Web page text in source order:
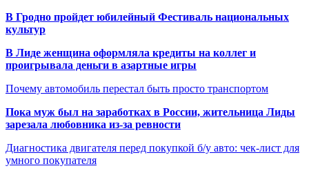
В Гродно пройдет юбилейный Фестиваль национальных
культур
В Лиде женщина оформляла кредиты на коллег и
проигрывала деньги в азартные игры
Почему автомобиль перестал быть просто транспортом
Пока муж был на заработках в России, жительница Лиды
зарезала любовника из-за ревности
Диагностика двигателя перед покупкой б/у авто: чек-лист для
умного покупателя